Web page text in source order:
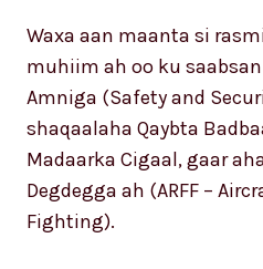
Waxa aan maanta si
muhiim ah oo ku
Amniga (Safety and
shaqaalaha Qaybta
Madaarka Cigaal, gaar
Degdegga ah (ARFF –
Fighting).